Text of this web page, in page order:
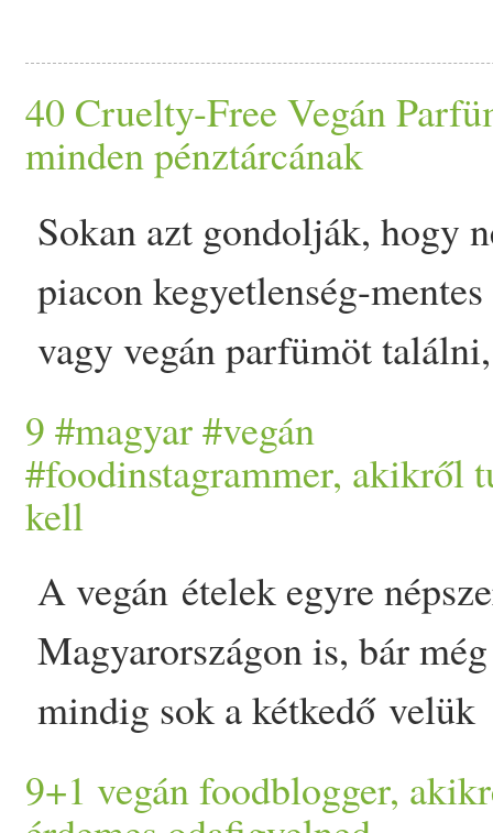
összeálltak, hogy
környezetszennyezés és
dúló szárazságra
ben debütált 12
40 Cruelty-Free Vegán
minden pénztárcának
Sokan azt gondolják, hogy
piacon kegyetlenség-mentes
vagyvegánparfümöt
valójában sokkal könnyebb,
gondolnád. A következő
mind cruelty-free/­­
pénztárca vastagság szerint
kategorizálva.Megfizethető:
8.000Ft-igAura CaciaBath
WorksBonbonCoastal C
lassi
9 #magyar #vegán
#foodinstagrammer, akikről
kell
Avegán ételek egyre
Magyarországon is, bár még
mindig sok a kétkedő velük
kapcsolatban. Ugyan mi
9+1 vegán foodblogger,